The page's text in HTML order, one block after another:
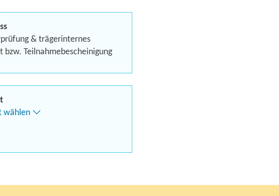
% finanzielle Förderung
pro Monat erhalten
& trägerinternes
bzw. Teilnahmebescheinigung
wählen